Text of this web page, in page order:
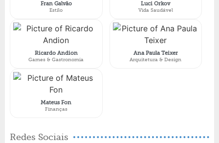
Fran Galvão
Estilo
Ricardo Andion
Games & Gastronomia
Mateus Fon
Finanças
Luci Orkov
Vida Saudável
Ana Paula Teixer
Arquitetura & Design
Redes Sociais